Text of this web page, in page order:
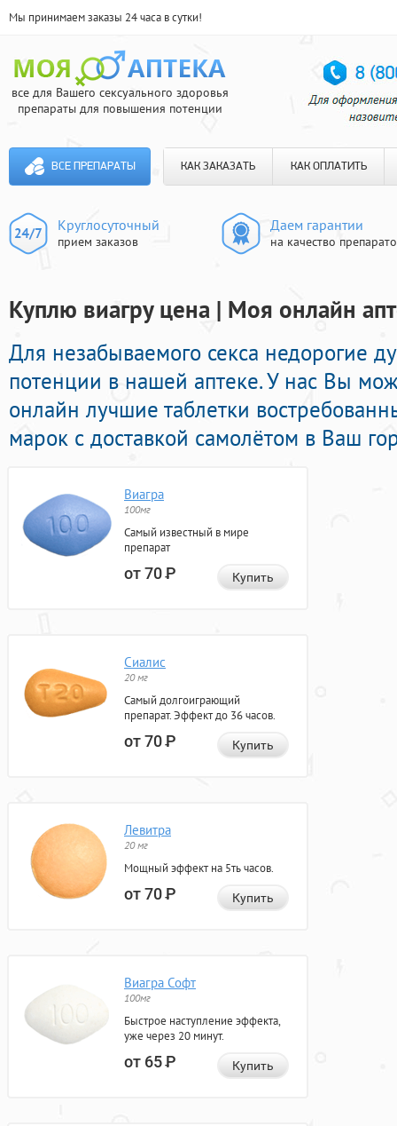
Мы принимаем заказы 24 часа в сутки!
все для Вашего сексуального здоровья
препараты для повышения потенции
ВСЕ ПРЕПАРАТЫ КАК ЗАКАЗАТЬ КАК ОПЛАТИТЬ
Круглосуточный
прием заказов
Даем гарантии
на качество
Куплю виагру цена | Моя онлайн
Для незабываемого секса недорогие
потенции в нашей аптеке. У нас Вы
онлайн лучшие таблетки
марок с доставкой самолётом в Ваш
Виагра
100мг
Самый известный в мире
препарат
от 70Р Купить
Сиалис
20 мг
Самый долгоиграющий
препарат. Эффект до 36 часов.
от 70Р Купить
Левитра
20 мг
Мощный эффект на 5ть часов.
от 70Р Купить
Виагра Софт
100мг
Быстрое наступление эффекта,
уже через 20 минут.
от 65Р Купить